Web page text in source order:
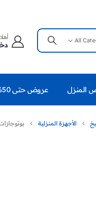
All
المنزل عروض حتى 50%
الأجهزة المنزلية